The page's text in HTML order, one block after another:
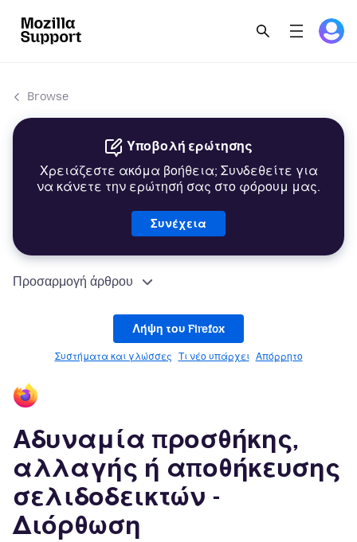
Browse
Υποβολή ερώτησης
Χρειάζεστε ακόμα βοήθεια; Συνδεθείτε για
να κάνετε την ερώτησή σας στο φόρουμ μας.
Συνέχεια
Προσαρμογή άρθρου
Λήψη του Firefox
Συστήματα και γλώσσες Τι νέο υπάρχει Απόρρητο
Αδυναμία προσθήκης,
αλλαγής ή αποθήκευσης
σελιδοδεικτών -
Διόρθωση